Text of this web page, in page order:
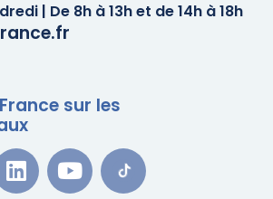
| De 8h à 13h et de 14h à 18h
sur les